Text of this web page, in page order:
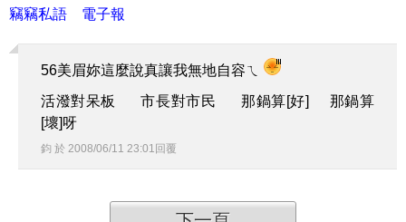
竊竊私語 電子報
56美眉妳這麼說真讓我無地自容ㄟ
活潑對呆板 市長對市民 那鍋算[好] 那鍋算
[壞]呀
鈞 於 2008/06/11 23:01 回覆